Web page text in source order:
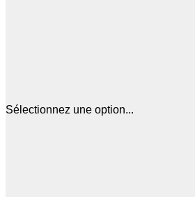
Sélectionnez une option...